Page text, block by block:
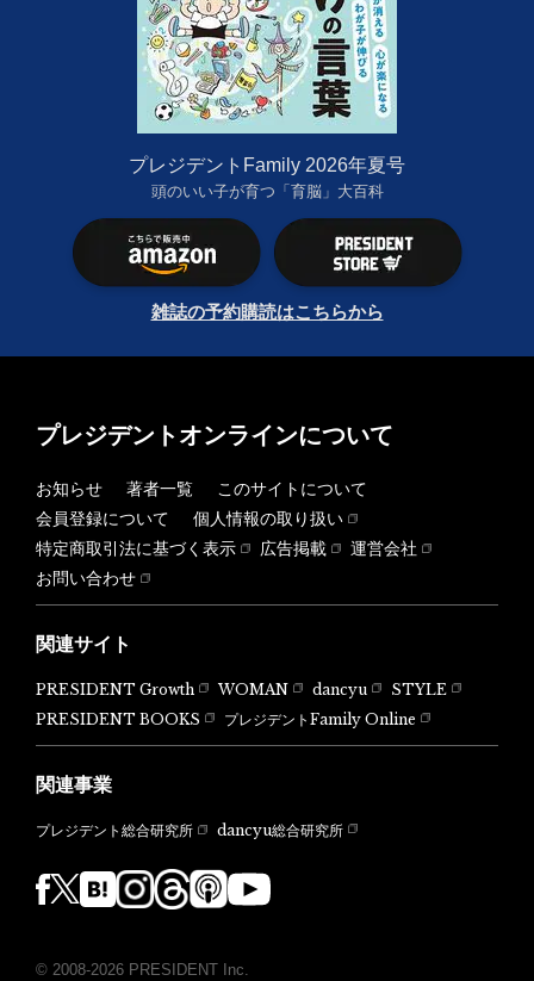
プレジデントFamily 2026年夏号
頭のいい子が育つ「育脳」大百科
雑誌の予約購読はこちらから
プレジデントオンラインについて
お知らせ 著者一覧
このサイトについて
会員登録について
個人情報の取り扱い
特定商取引法に基づく表示
広告掲載
運営会社
お問い合わせ
関連サイト
PRESIDENT Growth WOMAN dancyu
STYLE
PRESIDENT BOOKS
プレジデントFamily Online
関連事業
プレジデント総合研究所 dancyu総合研究所
© 2008-2026 PRESIDENT Inc.